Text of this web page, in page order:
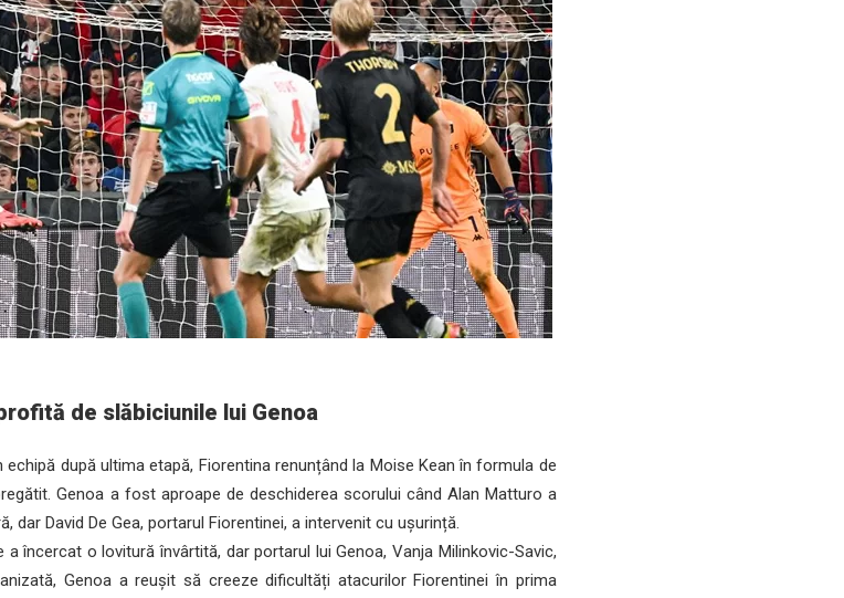
de slăbiciunile lui Genoa
după ultima etapă, Fiorentina renunțând la Moise Kean în formula de
Genoa a fost aproape de deschiderea scorului când Alan Matturo a
David De Gea, portarul Fiorentinei, a intervenit cu ușurință.
încercat o lovitură învârtită, dar portarul lui Genoa, Vanja Milinkovic-Savic,
Genoa a reușit să creeze dificultăți atacurilor Fiorentinei în prima